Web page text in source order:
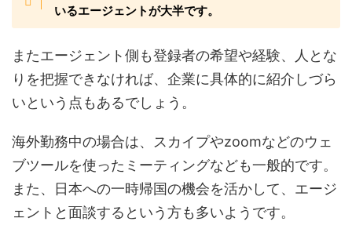
いるエージェントが大半です。
またエージェント側も登録者の希望や経験、人とな
りを把握できなければ、企業に具体的に紹介しづら
いという点もあるでしょう。
海外勤務中の場合は、スカイプやzoomなどのウェ
ブツールを使ったミーティングなども一般的です。
また、日本への一時帰国の機会を活かして、エージ
ェントと面談するという方も多いようです。